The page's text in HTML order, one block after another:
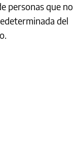
personas que no
del